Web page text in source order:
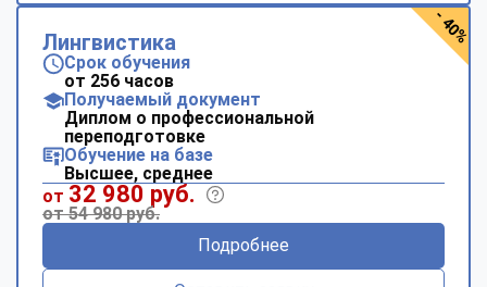
Лингвистика
Срок обучения
от 256 часов
Получаемый документ
Диплом о профессиональной
переподготовке
Обучение на базе
Высшее, среднее
от 32 980 руб.
от 54 980 руб.
Подробнее
- 40%